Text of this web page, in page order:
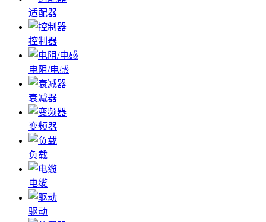
适配器
控制器
电阻/电感
衰减器
变频器
负载
电缆
驱动